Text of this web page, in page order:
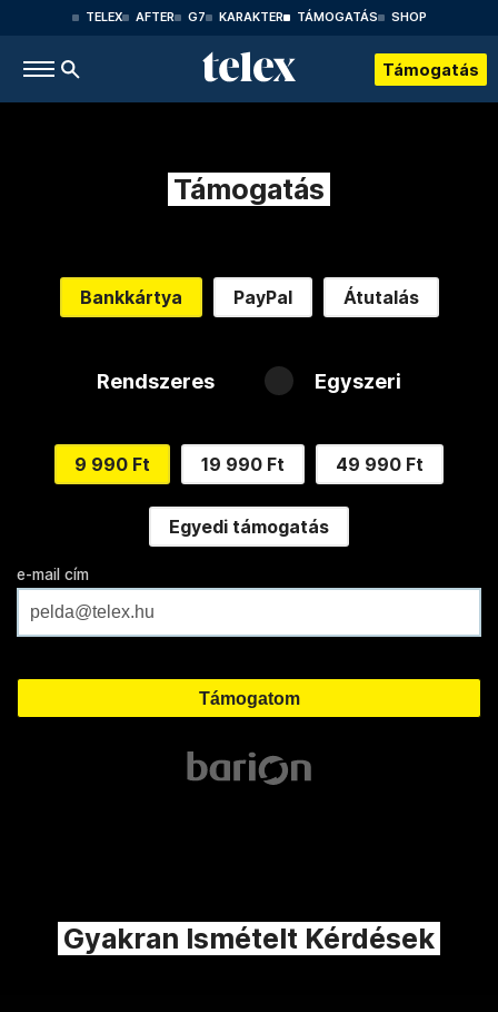
TELEX AFTER G7 KARAKTER TÁMOGATÁS SHOP
Támogatás
Támogatás
Bankkártya PayPal Átutalás
Rendszeres Egyszeri
9 990 Ft 19 990 Ft 49 990 Ft
Egyedi támogatás
e-mail cím
Gyakran Ismételt Kérdések